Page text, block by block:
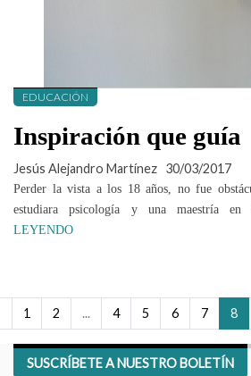
EDUCACIÓN
Inspiración que guía
Jesús Alejandro Martínez 30/03/2017
Perder la vista a los 18 años, no fue
estudiara psicología y una maestría en
LEYENDO
1 2 ... 4 5 6 7 8
SUSCRÍBETE A NUESTRO BOLETÍN